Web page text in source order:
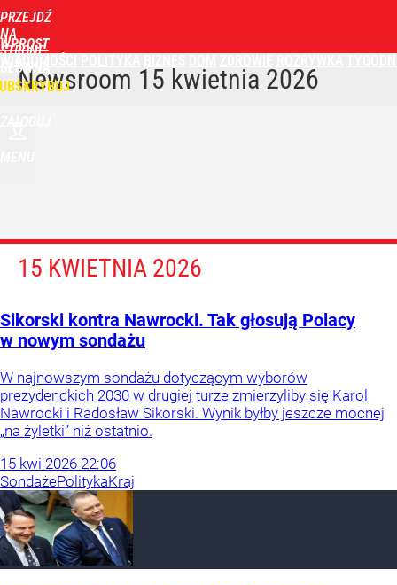
PRZEJDŹ
NA
STRONĘ
GŁÓWNĄ
WPROST
Newsroom 15 kwietnia 2026
15 KWIETNIA 2026
Sikorski kontra Nawrocki. Tak głosują Polacy
w nowym sondażu
W najnowszym sondażu dotyczącym wyborów
prezydenckich 2030 w drugiej turze zmierzyliby się Karol
Nawrocki i Radosław Sikorski. Wynik byłby jeszcze mocnej
„na żyletki” niż ostatnio.
15 kwi 2026 22:06
SondażePolitykaKraj